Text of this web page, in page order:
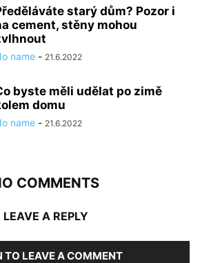
starý dům? Pozor i
cement, stěny mohou
name - 21.6.2022
byste měli udělat po zimě
domu
name - 21.6.2022
COMMENTS
LEAVE A REPLY
TO LEAVE A COMMENT